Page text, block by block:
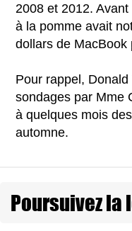
2008 et 2012.
à la pomme avait
dollars de MacBook
Pour rappel,
sondages par Mme
à quelques mois
automne.
Poursuivez la